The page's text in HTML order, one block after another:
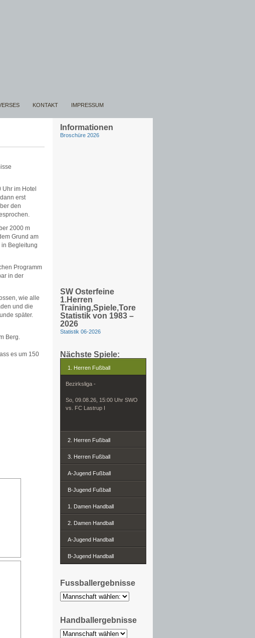
KONTAKT IMPRESSUM
im Hotel
erst
den
2000 m
Grund am
in Begleitung
Programm
in der
wie alle
und die
später.
Berg.
es um 150
Informationen
Broschüre 2026
SW Osterfeine
1.Herren
Training,Spiele,Tore
Statistik von 1983 –
2026
Statistik 06-2026
Nächste Spiele:
1. Herren Fußball
Bezirksliga -
So, 09.08.26, 15:00 Uhr SWO
vs. FC Lastrup I
2. Herren Fußball
3. Herren Fußball
A-Jugend Fußball
B-Jugend Fußball
1. Damen Handball
2. Damen Handball
A-Jugend Handball
B-Jugend Handball
Fussballergebnisse
Handballergebnisse